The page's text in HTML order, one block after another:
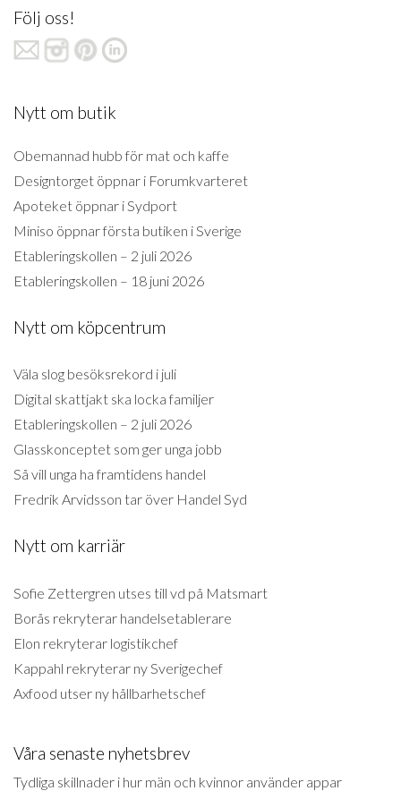
Följ oss!
Nytt om butik
Obemannad hubb för mat och kaffe
Designtorget öppnar i Forumkvarteret
Apoteket öppnar i Sydport
Miniso öppnar första butiken i Sverige
Etableringskollen – 2 juli 2026
Etableringskollen – 18 juni 2026
Nytt om köpcentrum
Väla slog besöksrekord i juli
Digital skattjakt ska locka familjer
Etableringskollen – 2 juli 2026
Glasskonceptet som ger unga jobb
Så vill unga ha framtidens handel
Fredrik Arvidsson tar över Handel Syd
Nytt om karriär
Sofie Zettergren utses till vd på Matsmart
Borås rekryterar handelsetablerare
Elon rekryterar logistikchef
Kappahl rekryterar ny Sverigechef
Axfood utser ny hållbarhetschef
Våra senaste nyhetsbrev
Tydliga skillnader i hur män och kvinnor använder appar